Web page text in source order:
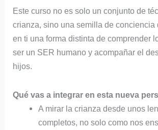
Este curso no es solo un conjunto de
crianza, sino una semilla de conciencia
en ti una forma distinta de comprender
ser un SER humano y acompañar el
hijos.
Qué vas a integrar en esta nueva
A mirar la crianza desde unos
completos, no solo como nos